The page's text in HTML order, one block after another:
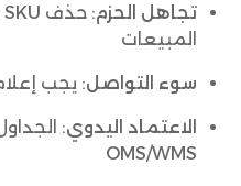
تجاهل الحزم
المبيعات
سوء التواصل: يجب
الاعتماد اليدوي:
OMS/WMS